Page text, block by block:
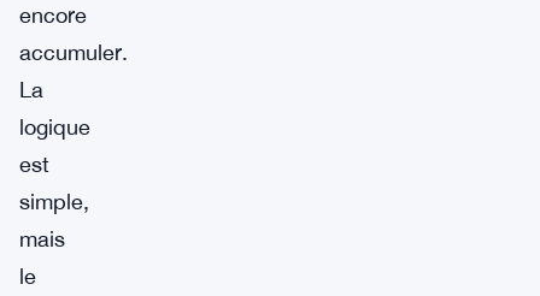
encore
accumuler.
La
logique
est
simple,
mais
le